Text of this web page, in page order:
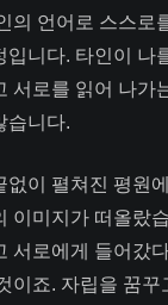
의 언어로 스스로
입니다. 타인이 나
서로를 읽어 나가
습니다.
없이 펼쳐진 평원
이미지가 떠올랐
서로에게 들어갔
이죠. 자립을 꿈꾸